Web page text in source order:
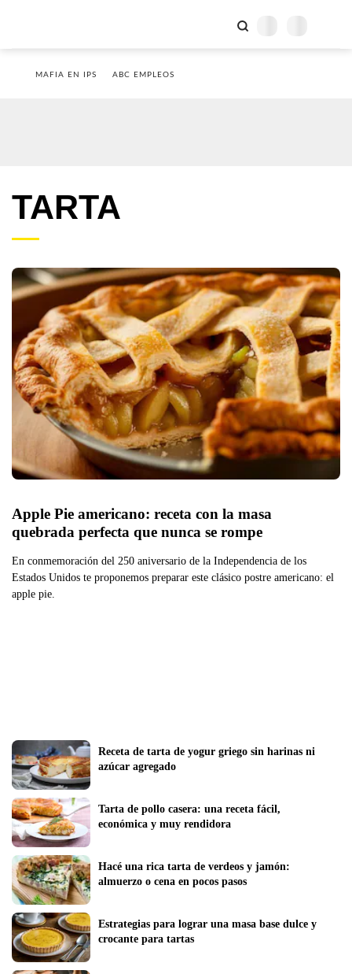
MAFIA EN IPS ABC EMPLEOS
TARTA
Apple Pie americano: receta con la masa
quebrada perfecta que nunca se rompe
En conmemoración del 250 aniversario de la Independencia de los
Estados Unidos te proponemos preparar este clásico postre americano: el
apple pie.
Receta de tarta de yogur griego sin harinas ni
azúcar agregado
Tarta de pollo casera: una receta fácil,
económica y muy rendidora
Hacé una rica tarta de verdeos y jamón:
almuerzo o cena en pocos pasos
Estrategias para lograr una masa base dulce y
crocante para tartas